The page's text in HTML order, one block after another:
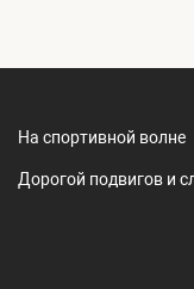
На спортивной волне
Дорогой подвигов и